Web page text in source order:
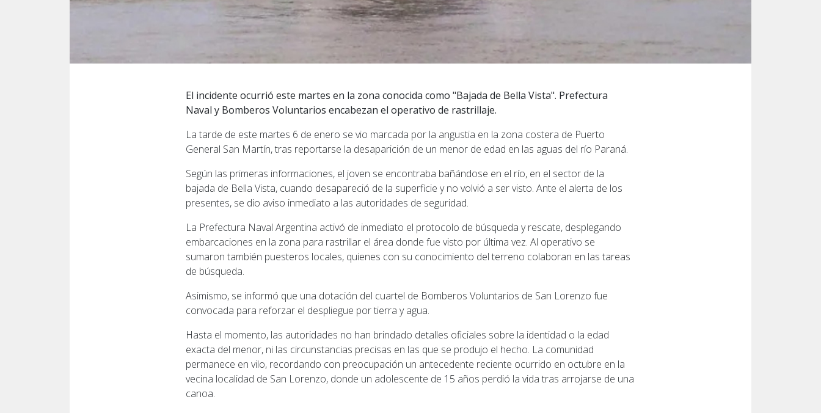
El incidente ocurrió este martes en la zona conocida como "Bajada de Bella Vista". Prefectura
Naval y Bomberos Voluntarios encabezan el operativo de rastrillaje.
La tarde de este martes 6 de enero se vio marcada por la angustia en la zona costera de Puerto
General San Martín, tras reportarse la desaparición de un menor de edad en las aguas del río Paraná.
Según las primeras informaciones, el joven se encontraba bañándose en el río, en el sector de la
bajada de Bella Vista, cuando desapareció de la superficie y no volvió a ser visto. Ante el alerta de los
presentes, se dio aviso inmediato a las autoridades de seguridad.
La Prefectura Naval Argentina activó de inmediato el protocolo de búsqueda y rescate, desplegando
embarcaciones en la zona para rastrillar el área donde fue visto por última vez. Al operativo se
sumaron también puesteros locales, quienes con su conocimiento del terreno colaboran en las tareas
de búsqueda.
Asimismo, se informó que una dotación del cuartel de Bomberos Voluntarios de San Lorenzo fue
convocada para reforzar el despliegue por tierra y agua.
Hasta el momento, las autoridades no han brindado detalles oficiales sobre la identidad o la edad
exacta del menor, ni las circunstancias precisas en las que se produjo el hecho. La comunidad
permanece en vilo, recordando con preocupación un antecedente reciente ocurrido en octubre en la
vecina localidad de San Lorenzo, donde un adolescente de 15 años perdió la vida tras arrojarse de una
canoa.